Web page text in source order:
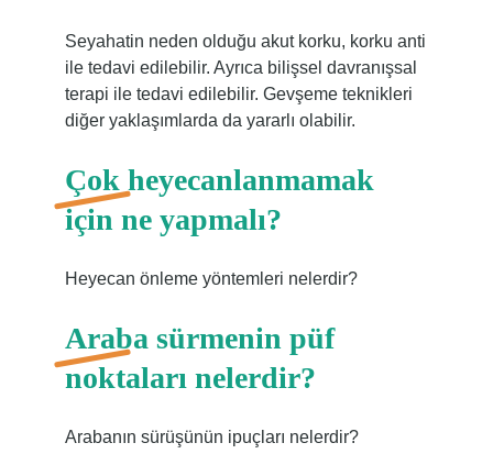
Seyahatin neden olduğu akut korku, korku anti
ile tedavi edilebilir. Ayrıca bilişsel davranışsal
terapi ile tedavi edilebilir. Gevşeme teknikleri
diğer yaklaşımlarda da yararlı olabilir.
Çok heyecanlanmamak
için ne yapmalı?
Heyecan önleme yöntemleri nelerdir?
Araba sürmenin püf
noktaları nelerdir?
Arabanın sürüşünün ipuçları nelerdir?